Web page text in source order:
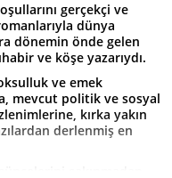
gerçekçi ve
dünya
dönemin önde gelen
ve köşe yazarıydı.
ve emek
mevcut politik ve sosyal
kırka yakın
derlenmiş en